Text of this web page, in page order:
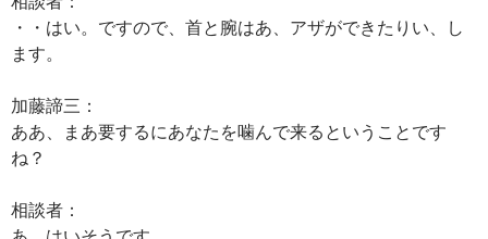
・・はい。ですので、首と腕はあ、アザができたりい、し
ます。
加藤諦三：
ああ、まあ要するにあなたを噛んで来るということです
ね？
相談者：